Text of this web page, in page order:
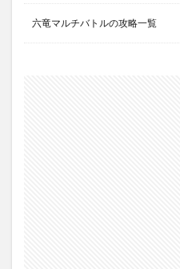
六竜マルチバトルの攻略一覧